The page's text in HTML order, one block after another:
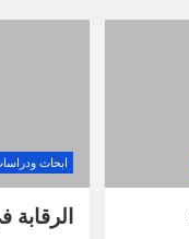
ابحاث
الرقابة